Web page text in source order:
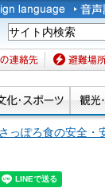
絡先 避難場所
さっぽろ食の安全・